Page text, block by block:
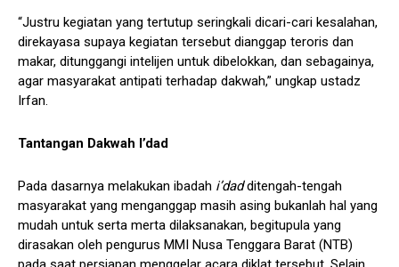
“Justru kegiatan yang tertutup seringkali dicari-cari kesalahan,
direkayasa supaya kegiatan tersebut dianggap teroris dan
makar, ditunggangi intelijen untuk dibelokkan, dan sebagainya,
agar masyarakat antipati terhadap dakwah,” ungkap ustadz
Irfan.
Tantangan Dakwah I’dad
Pada dasarnya melakukan ibadah i’dadditengah-tengah
masyarakat yang menganggap masih asing bukanlah hal yang
mudah untuk serta merta dilaksanakan, begitupula yang
dirasakan oleh pengurus MMI Nusa Tenggara Barat (NTB)